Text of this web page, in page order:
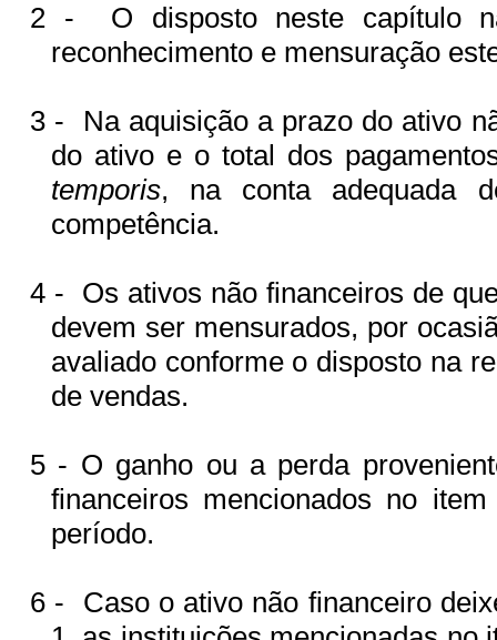
2 -
O disposto neste capítulo
reconhecimento e mensuração
3 -
Na aquisição a prazo do ativo
do ativo e o total dos
temporis, na conta adequada
competência.
4 - Os ativos não financeiros de
devem ser mensurados, por
avaliado conforme o disposto na
de vendas.
5 - O ganho ou a perda
financeiros mencionados no
período.
6 -
Caso o ativo não financeiro